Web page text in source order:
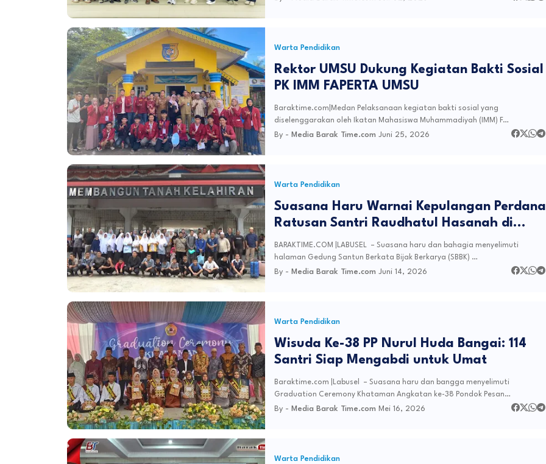
Warta Pendidikan
Rektor UMSU Dukung Kegiatan Bakti Sosial
PK IMM FAPERTA UMSU
Baraktime.com|Medan Pelaksanaan kegiatan bakti sosial yang
diselenggarakan oleh Ikatan Mahasiswa Muhammadiyah (IMM) F…
By - Media Barak Time.com Juni 25, 2026
Warta Pendidikan
Suasana Haru Warnai Kepulangan Perdana
Ratusan Santri Raudhatul Hasanah di
Labusel
BARAKTIME.COM |LABUSEL – Suasana haru dan bahagia menyelimuti
halaman Gedung Santun Berkata Bijak Berkarya (SBBK) …
By - Media Barak Time.com Juni 14, 2026
Warta Pendidikan
Wisuda Ke-38 PP Nurul Huda Bangai: 114
Santri Siap Mengabdi untuk Umat
Baraktime.com |Labusel – Suasana haru dan bangga menyelimuti
Graduation Ceremony Khataman Angkatan ke-38 Pondok Pesan…
By - Media Barak Time.com Mei 16, 2026
Warta Pendidikan